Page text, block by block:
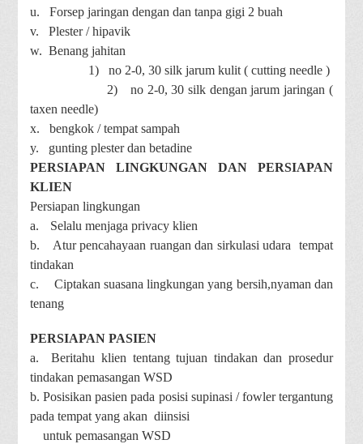
u.
Forsep jaringan dengan dan tanpa gigi 2 buah
v.
Plester / hipavik
w. Benang jahitan
1)
no 2-0, 30 silk jarum kulit ( cutting needle )
2)
no 2-0, 30 silk dengan jarum jaringan (
taxen needle)
x.
bengkok / tempat sampah
y.
gunting plester dan betadine
PERSIAPAN LINGKUNGAN DAN PERSIAPAN
KLIEN
Persiapan lingkungan
a.
Selalu menjaga privacy klien
b.
Atur pencahayaan ruangan dan sirkulasi udara tempat
tindakan
c.
Ciptakan suasana lingkungan yang bersih,nyaman dan
tenang
PERSIAPAN PASIEN
a. Beritahu klien tentang tujuan tindakan dan prosedur
tindakan pemasangan WSD
b. Posisikan pasien pada posisi supinasi / fowler tergantung
pada tempat yang akan diinsisi
untuk pemasangan WSD